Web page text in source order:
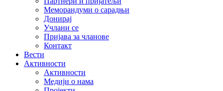
Меморандуми о сарадњи
Донирај
Учлани се
Пријава за чланове
Контакт
Вести
Активности
Активности
Медији о нама